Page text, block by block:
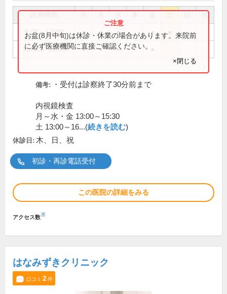
祝
9:00～12:00 ● ● ● ●
16:00～19:00 ● ● ●
お盆(8月中旬)は休診・休業の場合があります。来院前
に必ず医療機関に直接ご確認ください。
×閉じる
備考: ・受付は診察終了30分前まで
内視鏡検査
月～水・金 13:00～15:30
土 13:00～16...(続きを読む)
休診日: 木、日、祝
初診・再診電話受付
この医院の詳細をみる
アクセス数※
はなみずきクリニック
口コミ 2件